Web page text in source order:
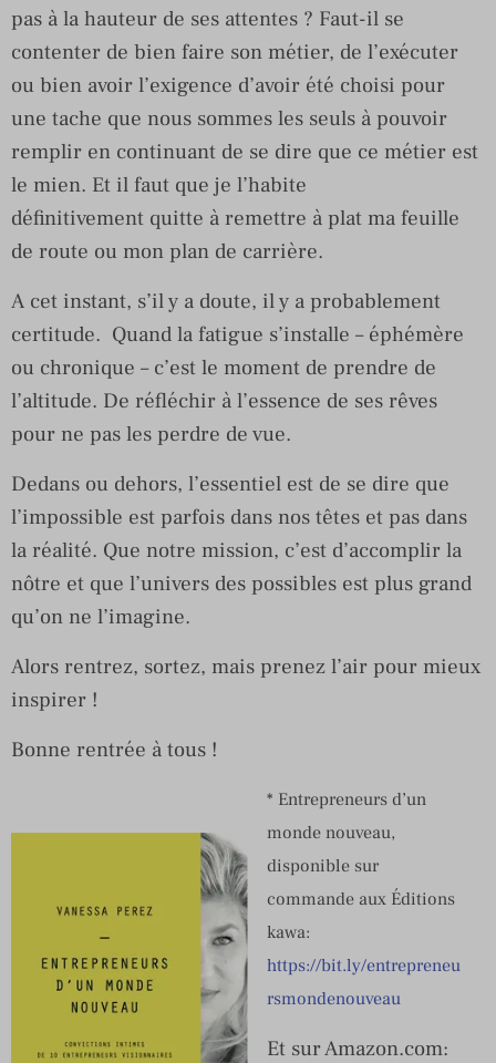
pas à la hauteur de ses attentes ? Faut-il se
contenter de bien faire son métier, de l’exécuter
ou bien avoir l’exigence d’avoir été choisi pour
une tache que nous sommes les seuls à pouvoir
remplir en continuant de se dire que ce métier est
le mien. Et il faut que je l’habite
définitivement quitte à remettre à plat ma feuille
de route ou mon plan de carrière.
A cet instant, s’il y a doute, il y a probablement
certitude. Quand la fatigue s’installe – éphémère
ou chronique – c’est le moment de prendre de
l’altitude. De réfléchir à l’essence de ses rêves
pour ne pas les perdre de vue.
Dedans ou dehors, l’essentiel est de se dire que
l’impossible est parfois dans nos têtes et pas dans
la réalité. Que notre mission, c’est d’accomplir la
nôtre et que l’univers des possibles est plus grand
qu’on ne l’imagine.
Alors rentrez, sortez, mais prenez l’air pour mieux
inspirer !
Bonne rentrée à tous !
* Entrepreneurs d’un
monde nouveau,
disponible sur
commande aux Éditions
kawa:
https://bit.ly/entrepreneu
rsmondenouveau
Et sur Amazon.com: